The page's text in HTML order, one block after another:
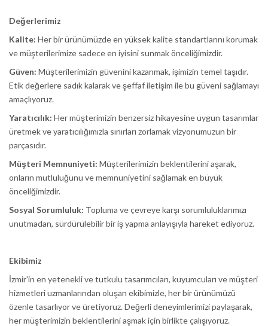
Değerlerimiz
Kalite: Her bir ürünümüzde en yüksek kalite standartlarını korumak
ve müşterilerimize sadece en iyisini sunmak önceliğimizdir.
Güven: Müşterilerimizin güvenini kazanmak, işimizin temel taşıdır.
Etik değerlere sadık kalarak ve şeffaf iletişim ile bu güveni sağlamayı
amaçlıyoruz.
Yaratıcılık: Her müşterimizin benzersiz hikayesine uygun tasarımlar
üretmek ve yaratıcılığımızla sınırları zorlamak vizyonumuzun bir
parçasıdır.
Müşteri Memnuniyeti: Müşterilerimizin beklentilerini aşarak,
onların mutluluğunu ve memnuniyetini sağlamak en büyük
önceliğimizdir.
Sosyal Sorumluluk: Topluma ve çevreye karşı sorumluluklarımızı
unutmadan, sürdürülebilir bir iş yapma anlayışıyla hareket ediyoruz.
Ekibimiz
İzmir'in en yetenekli ve tutkulu tasarımcıları, kuyumcuları ve müşteri
hizmetleri uzmanlarından oluşan ekibimizle, her bir ürünümüzü
özenle tasarlıyor ve üretiyoruz. Değerli deneyimlerimizi paylaşarak,
her müşterimizin beklentilerini aşmak için birlikte çalışıyoruz.